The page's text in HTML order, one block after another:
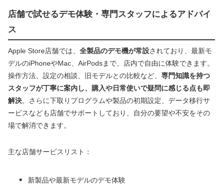
店舗で試せるデモ体験・専門スタッフによるアドバイ
ス
Apple Store店舗では、 全製品のデモ機が常設されており、最新モ
デルのiPhoneやMac、AirPodsまで、店内で自由に体験できます。
操作方法、設定の相談、旧モデルとの比較など、 専門知識を持つ
スタッフが丁寧に案内し、購入や日常使いで疑問に感じる点も即
解決。さらに下取りプログラムや製品の初期設定、データ移行サ
ービスなども店舗でサポートしており、自分の要望や不安をその
場で解消できます。
主な店舗サービスリスト：
新製品や最新モデルのデモ体験